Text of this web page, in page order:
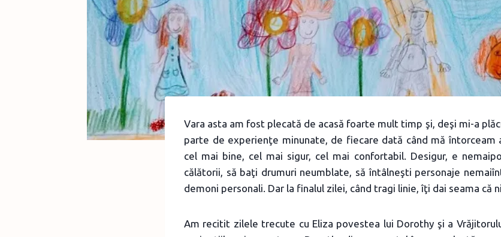
Vara asta am fost plecată de acasă foarte mult timp şi, deşi mi-a
parte de experienţe minunate, de fiecare dată când mă întorceam
cel mai bine, cel mai sigur, cel mai confortabil. Desigur, e
călătorii, să baţi drumuri neumblate, să întâlneşti personaje
demoni personali. Dar la finalul zilei, când tragi linie, îţi dai seama că
Am recitit zilele trecute cu Eliza povestea lui Dorothy şi a